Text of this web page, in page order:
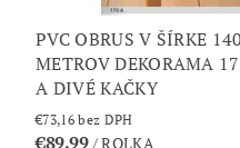
PVC OBRUS V ŠÍRKE
METROV DEKORAMA
A DIVÉ KAČKY
€73,16 bez DPH
€89,99/ ROLKA